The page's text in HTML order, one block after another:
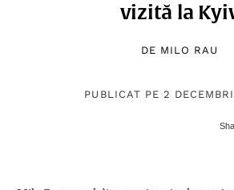
vizită la
DE MILO RAU
PUBLICAT PE 2